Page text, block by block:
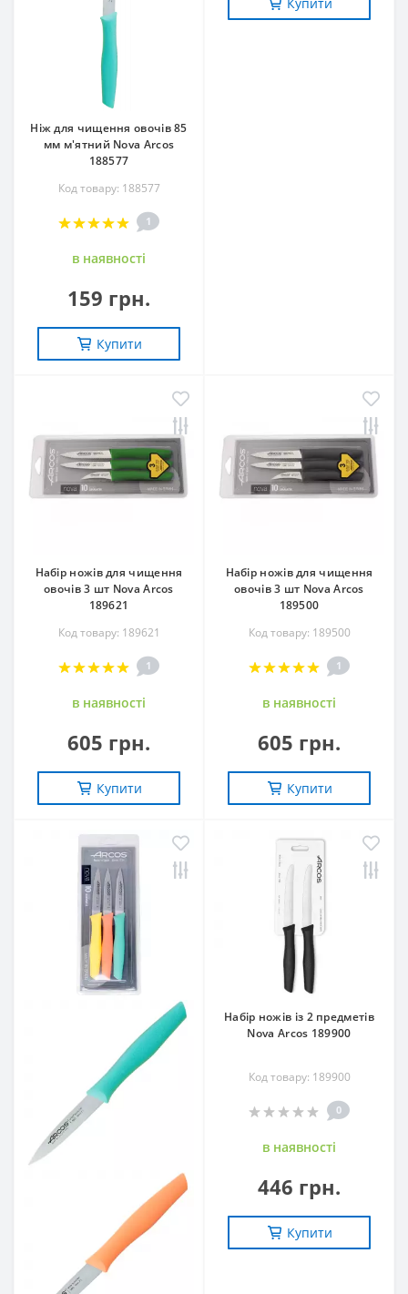
Ніж для чищення овочів 85
мм м'ятний Nova Arcos
188577
Код товару: 188577
1
в наявностi
159 грн.
Купити
Набір ножів для чищення
овочів 3 шт Nova Arcos
189621
Код товару: 189621
1
в наявностi
605 грн.
Купити
Набір ножів для чищення
овочів 3 шт Nova Arcos
189500
Код товару: 189500
1
в наявностi
605 грн.
Купити
Набір ножів із 2 предметів
Nova Arcos 189900
Код товару: 189900
0
в наявностi
446 грн.
Купити